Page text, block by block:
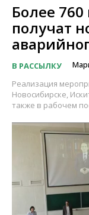
Более
получат
В РАССЫЛКУ
Реализация
Новосибирске,
также в рабочем